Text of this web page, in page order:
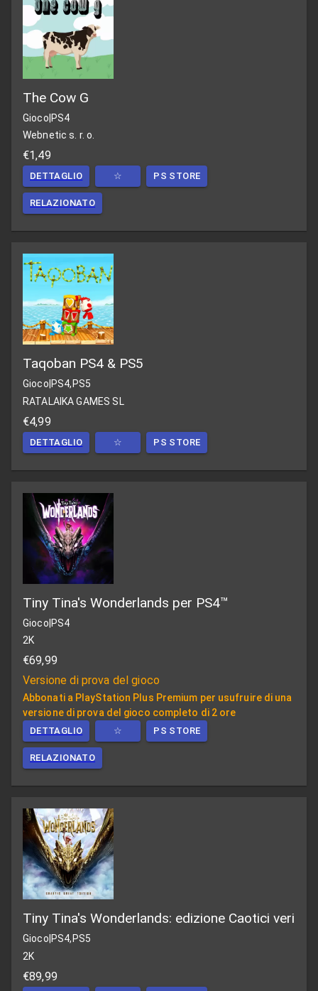
The Cow G
Gioco|PS4
Webnetic s. r. o.
€1,49
DETTAGLIO ☆ PS STORE
RELAZIONATO
Taqoban PS4 & PS5
Gioco PS4,PS5
RATALAIKA GAMES SL
€4,99
DETTAGLIO ☆ PS STORE
Tiny Tina's Wonderlands per PS4™
Gioco|PS4
2K
€69,99
Versione di prova del gioco
Abbonati a PlayStation Plus Premium per usufruire di una
versione di prova del gioco completo di 2 ore
DETTAGLIO ☆ PS STORE
RELAZIONATO
Tiny Tina's Wonderlands: edizione Caotici veri
Gioco PS4,PS5
2K
€89,99